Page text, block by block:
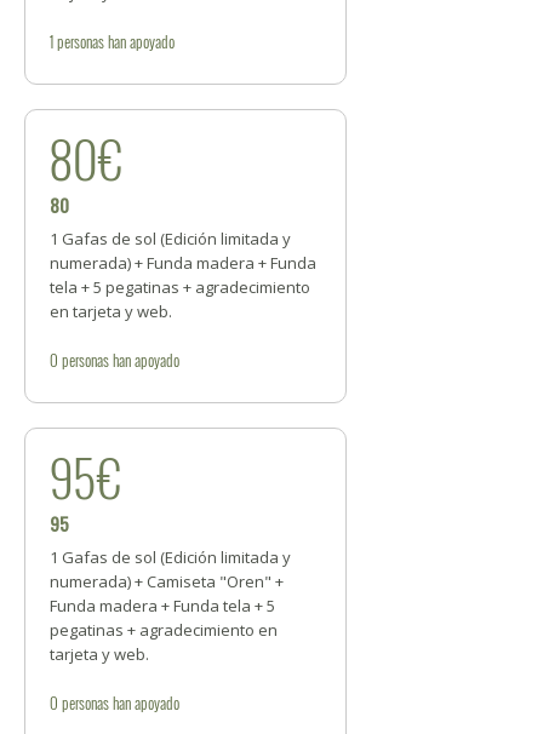
1personashan apoyado
80€
80
1 Gafas de sol (Edición limitada y
numerada) + Funda madera + Funda
tela + 5 pegatinas + agradecimiento
en tarjeta y web.
0 personashan apoyado
95€
95
1 Gafas de sol (Edición limitada y
numerada) + Camiseta "Oren" +
Funda madera + Funda tela + 5
pegatinas + agradecimiento en
tarjeta y web.
0 personashan apoyado